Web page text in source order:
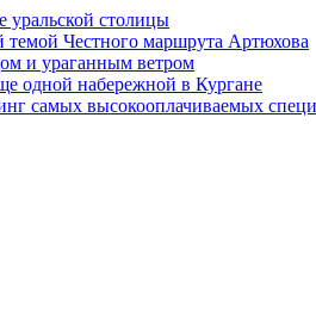
уральской столицы
темой Честного маршрута Артюхова
и ураганным ветром
одной набережной в Кургане
самых высокооплачиваемых